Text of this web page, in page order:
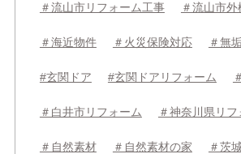
＃流山市リフォーム工事 ＃流山市
＃海近物件 ＃火災保険対応 ＃無
#玄関ドア #玄関ドアリフォーム
＃白井市リフォーム ＃神奈川県リ
＃自然素材 ＃自然素材の家 ＃茨